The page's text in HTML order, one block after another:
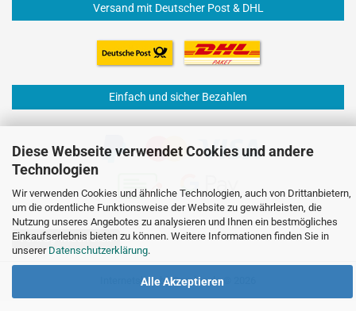
Diese Webseite verwendet Cookies und andere
Technologien
Wir verwenden Cookies und ähnliche Technologien, auch von Drittanbietern,
um die ordentliche Funktionsweise der Website zu gewährleisten, die
Nutzung unseres Angebotes zu analysieren und Ihnen ein bestmögliches
Einkaufserlebnis bieten zu können. Weitere Informationen finden Sie in
unserer Datenschutzerklärung.
Alle Akzeptieren
Versand mit Deutscher Post & DHL
Einfach und sicher Bezahlen
Vertrag widerrufen
Internetshopby Gambio.de © 2026